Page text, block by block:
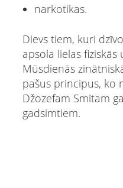
narkotikas.
Dievs tiem, kuri
apsola lielas fiziskās
Mūsdienās
pašus principus, ko
Džozefam Smitam
gadsimtiem.